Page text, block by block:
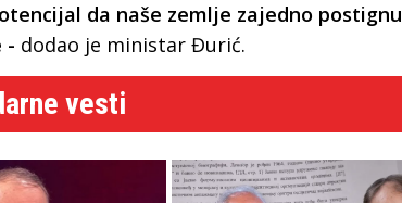
da naše zemlje zajedno postignu
- dodao je ministar Đurić.
vesti